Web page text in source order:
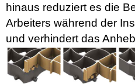
hinaus reduziert es die
Arbeiters während der
und verhindert das